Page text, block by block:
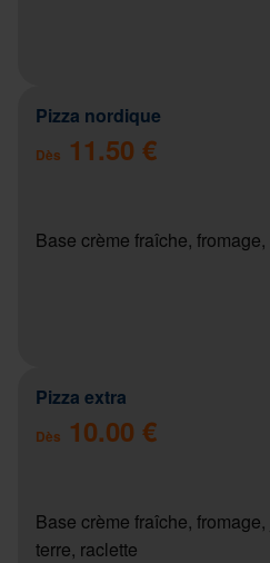
Pizza nordique
Dès 11.50 €
Base crème fraîche,
Pizza extra
Dès 10.00 €
Base crème fraîche,
terre, raclette